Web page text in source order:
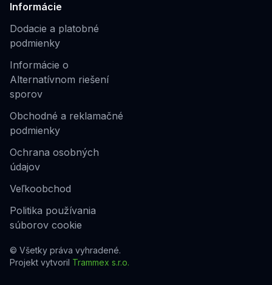
Informácie
Dodacie a platobné
podmienky
Informácie o
Alternatívnom riešení
sporov
Obchodné a reklamačné
podmienky
Ochrana osobných
údajov
Veľkoobchod
Politika používania
súborov cookie
© Všetky práva vyhradené.
Projekt vytvoril Trammex s.r.o.